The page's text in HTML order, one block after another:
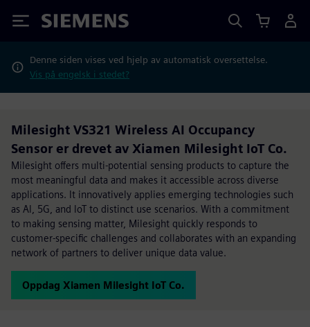
Siemens
Denne siden vises ved hjelp av automatisk oversettelse.
Vis på engelsk i stedet?
Milesight VS321 Wireless AI Occupancy
Sensor er drevet av Xiamen Milesight IoT Co.
Milesight offers multi-potential sensing products to capture the
most meaningful data and makes it accessible across diverse
applications. It innovatively applies emerging technologies such
as Al, 5G, and loT to distinct use scenarios. With a commitment
to making sensing matter, Milesight quickly responds to
customer-specific challenges and collaborates with an expanding
network of partners to deliver unique data value.
Oppdag Xiamen Milesight IoT Co.